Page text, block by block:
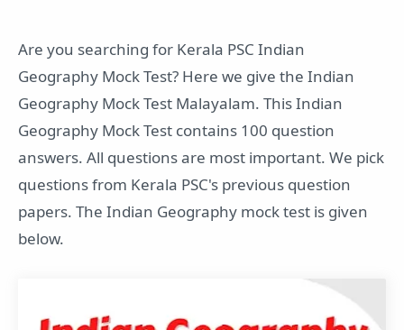
Are you searching for Kerala PSC Indian
Geography Mock Test? Here we give the Indian
Geography Mock Test Malayalam. This Indian
Geography Mock Test contains 100 question
answers. All questions are most important. We pick
questions from Kerala PSC's previous question
papers. The Indian Geography mock test is given
below.